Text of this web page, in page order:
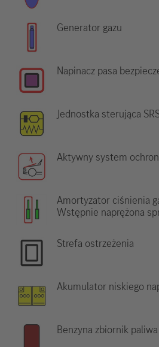
Generator gazu
Napinacz pasa
Jednostka sterująca
Aktywny system
Amortyzator ciśnienia
Wstępnie naprężona
Strefa ostrzeżenia
Akumulator niskiego
Benzyna zbiornik paliwa